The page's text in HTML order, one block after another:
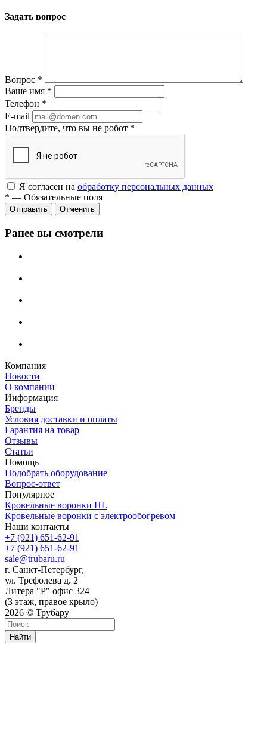
Задать вопрос
Вопрос *
Ваше имя *
Телефон *
E-mail
Подтвердите, что вы не робот *
Я согласен на обработку персональных данных
* — Обязательные поля
Отменить
Ранее вы смотрели
Компания
Новости
О компании
Информация
Бренды
Условия доставки и оплаты
Гарантия на товар
Отзывы
Статьи
Помощь
Подобрать оборудование
Вопрос-ответ
Популярное
Кровельные воронки HL
Кровельные воронки с электрообогревом
Наши контакты
+7 (921) 651-62-91
+7 (921) 651-62-91
sale@trubaru.ru
г. Санкт-Петербург,
ул. Трефолева д. 2
Литера "Р" офис 324
(3 этаж, правое крыло)
2026 © Трубару
Найти